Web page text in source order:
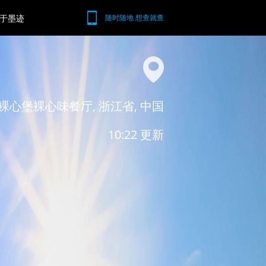
随时随地 想查就查
墨迹
心堡裸心味餐厅, 浙江省, 中国
10:22 更新